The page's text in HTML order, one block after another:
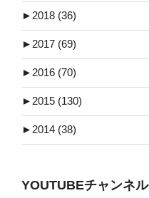
► 2018 (36)
► 2017 (69)
► 2016 (70)
► 2015 (130)
► 2014 (38)
YOUTUBEチャンネル